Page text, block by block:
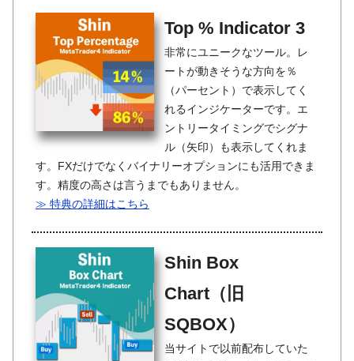
Top % Indicator 3
非常にユニークなツール。レ
ートが動きそうな方向を％
（パーセント）で表示してく
れるインジケーターです。エ
ントリータイミングでシグナ
ル（矢印）も表示してくれま
す。FXだけでなくバイナリーオプションにも活用できま
す。精度の高さは言うまでもありません。
≫ 特典の詳細はこちら
Shin Box
Chart（旧
SQBOX）
当サイトで以前配布していた